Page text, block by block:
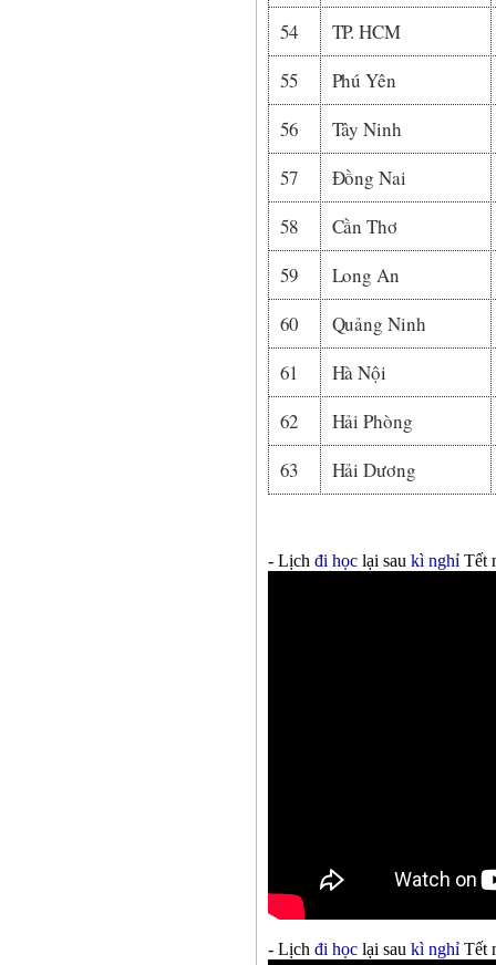
54
TP. HCM
55
Phú Yên
56
Tây Ninh
57
Đồng Nai
58
Cần Thơ
59
Long An
60
Quảng Ninh
61
Hà Nội
62
Hải Phòng
63
Hải Dương
- Lịch đi học lại sau kì nghỉ Tết
- Lịch đi học lại sau kì nghỉ Tết